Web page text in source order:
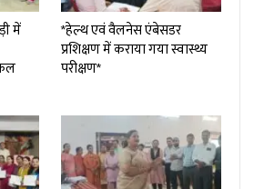
में
*हेल्थ एवं वैलनेस एंबेसडर
प्रशिक्षण में कराया गया स्वास्थ्य
परीक्षण*